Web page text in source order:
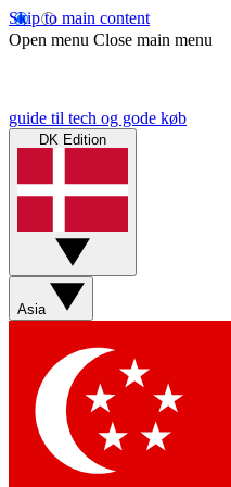
Skip to main content
Open menu Close main menu
guide til tech og gode køb
DK Edition
Asia